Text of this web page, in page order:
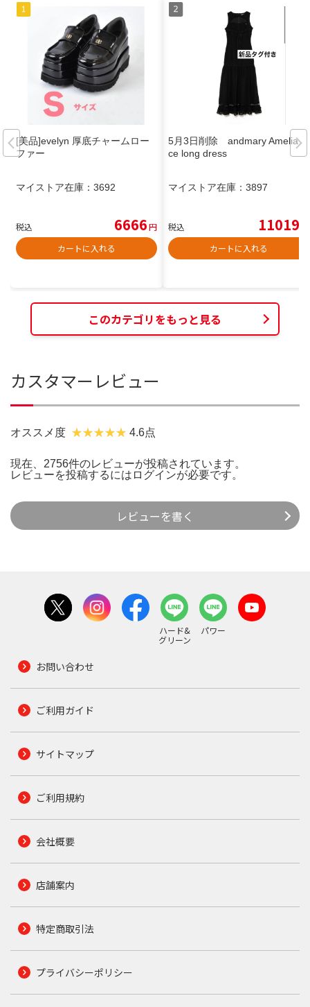
[美品]evelyn 厚底チャームロー
ファー
マイストア在庫： 3692
税込 6666円
カートに入れる
5月3日削除 andmary Amelia la
ce long dress
マイストア在庫： 3897
税込 11019
カートに入れる
このカテゴリをもっと見る
カスタマーレビュー
オススメ度 4.6点
現在、2756件のレビューが投稿されています。
レビューを投稿するには ログインが必要です。
レビューを書く
ハード&
グリーン
パワー
お問い合わせ
ご利用ガイド
サイトマップ
ご利用規約
会社概要
店舗案内
特定商取引法
プライバシーポリシー